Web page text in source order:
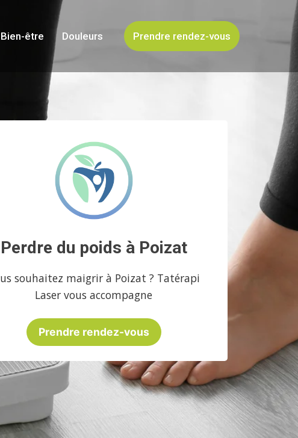
Bien-être Douleurs Prendre rendez-vous
Perdre du poids à Poizat
souhaitez maigrir à Poizat ? Tatérapi
Laser vous accompagne
Prendre rendez-vous